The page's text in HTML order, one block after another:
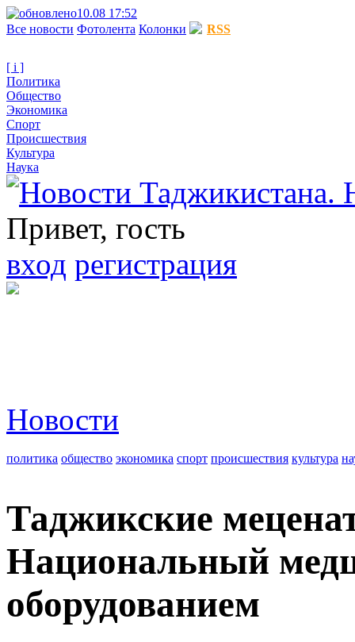
10.08 17:52
Все новости Фотолента Колонки RSS
[ i ]
Политика
Общество
Экономика
Спорт
Происшествия
Культура
Наука
Привет, гость
вход регистрация
Новости
политика общество экономика спорт происшествия культура
Таджикские
Национальный
оборудованием